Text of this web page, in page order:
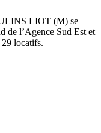
LIOT (M) se
l’Agence Sud Est et
locatifs.